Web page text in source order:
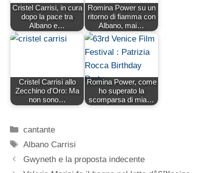
Cristel Carrisi, in cura
dopo la pace tra
Albano e…
Romina Power su un
ritorno di fiamma con
Albano, mai…
Cristel Carrisi allo
Zecchino d'Oro: Ma
non sono…
Romina Power, come
ho superato la
scomparsa di mia…
Categorie
cantante
Tag
Albano Carrisi
Gwyneth e la proposta indecente